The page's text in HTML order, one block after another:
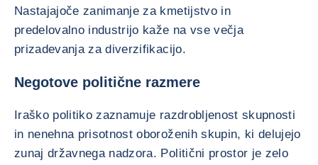
Nastajajoče zanimanje za kmetijstvo in
predelovalno industrijo kaže na vse večja
prizadevanja za diverzifikacijo.
Negotove politične razmere
Iraško politiko zaznamuje razdrobljenost skupnosti
in nenehna prisotnost oboroženih skupin, ki delujejo
zunaj državnega nadzora. Politični prostor je zelo